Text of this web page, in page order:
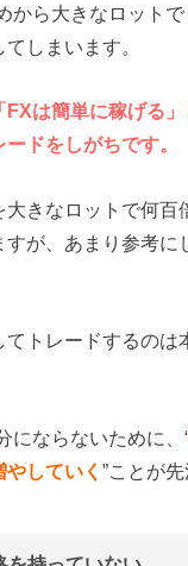
から大きなロット
しまいます。
「FXは簡単に稼げる
ドをしがちです。
大きなロットで何百
すが、あまり参考に
てトレードするのは
にならないために、
やしていく”ことが先